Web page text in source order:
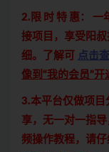
2.限 时 特 惠： 一
接项目，享受阳
细。了解可
点击
像到“我的会员”开
3.本平台仅做项
享，无一对一指
频操作教程，请